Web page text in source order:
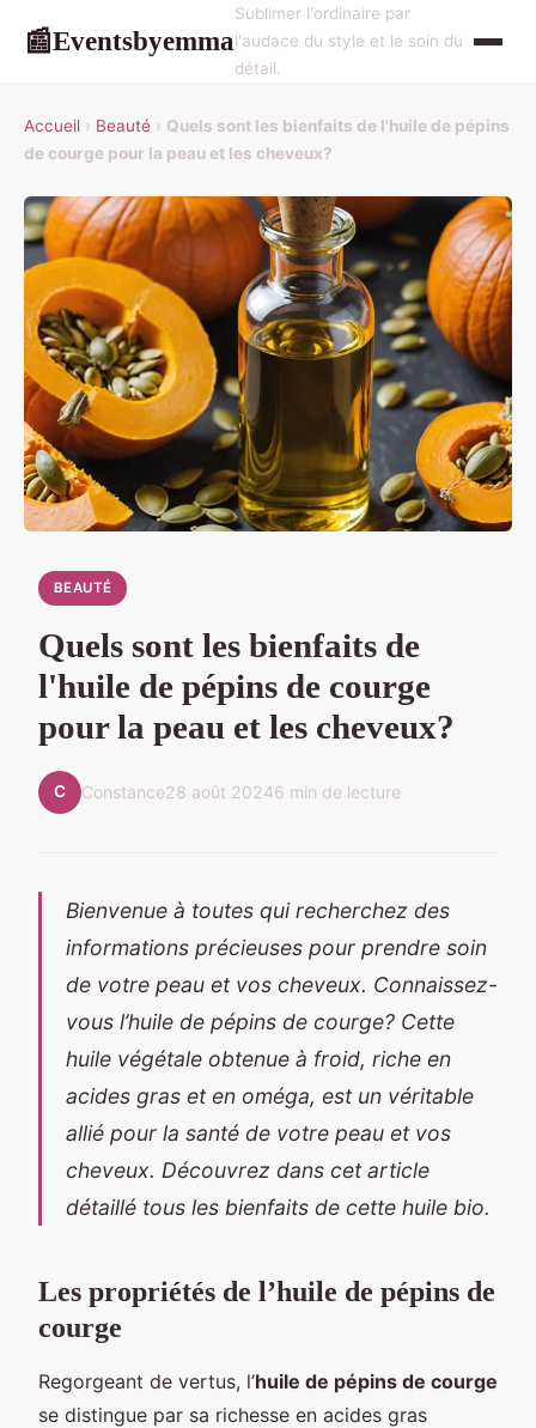
📰Eventsbyemma
Sublimer l'ordinaire par
l'audace du style et le soin du
détail.
Accueil › Beauté › Quels sont les bienfaits de l'huile de pépins
de courge pour la peau et les cheveux?
BEAUTÉ
Quels sont les bienfaits de
l'huile de pépins de courge
pour la peau et les cheveux?
C Constance28 août 20246 min de lecture
Bienvenue à toutes qui recherchez des
informations précieuses pour prendre soin
de votre peau et vos cheveux. Connaissez-
vous l’huile de pépins de courge? Cette
huile végétale obtenue à froid, riche en
acides gras et en oméga, est un véritable
allié pour la santé de votre peau et vos
cheveux. Découvrez dans cet article
détaillé tous les bienfaits de cette huile bio.
Les propriétés de l’huile de pépins de
courge
Regorgeant de vertus, l’huile de pépins de courge
se distingue par sa richesse en acides gras